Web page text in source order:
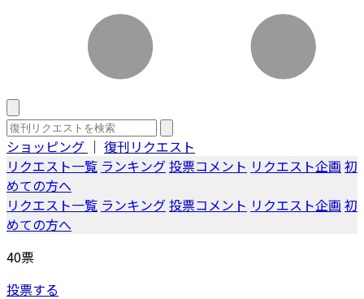
ショッピング ｜ 復刊リクエスト
リクエスト一覧 ランキング投票コメント リクエスト企画 初
めての方へ
リクエスト一覧 ランキング投票コメント リクエスト企画 初
めての方へ
40票
投票する